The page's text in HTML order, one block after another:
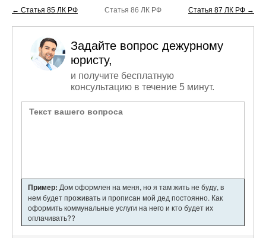
← Статья 85 ЛК РФ Статья 86 ЛК РФ Статья 87 ЛК РФ →
Задайте вопрос дежурному
юристу,
и получите бесплатную
консультацию в течение 5 минут.
Пример: Дом оформлен на меня, но я там жить не буду, в
нем будет проживать и прописан мой дед постоянно. Как
оформить коммунальные услуги на него и кто будет их
оплачивать??